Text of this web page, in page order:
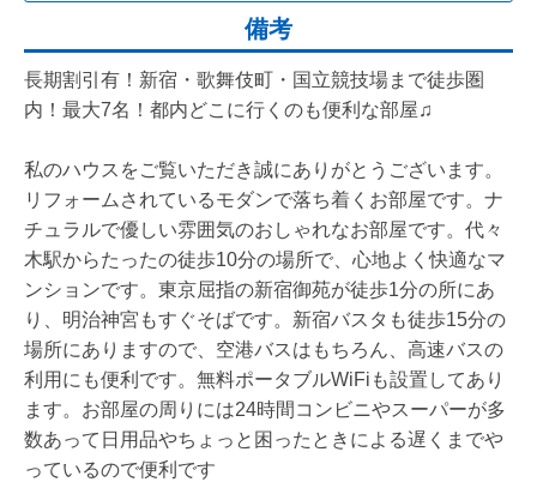
備考
長期割引有！新宿・歌舞伎町・国立競技場まで徒歩圏
内！最大7名！都内どこに行くのも便利な部屋♫
私のハウスをご覧いただき誠にありがとうございます。
リフォームされているモダンで落ち着くお部屋です。ナ
チュラルで優しい雰囲気のおしゃれなお部屋です。代々
木駅からたったの徒歩10分の場所で、心地よく快適なマ
ンションです。東京屈指の新宿御苑が徒歩1分の所にあ
り、明治神宮もすぐそばです。新宿バスタも徒歩15分の
場所にありますので、空港バスはもちろん、高速バスの
利用にも便利です。無料ポータブルWiFiも設置してあり
ます。お部屋の周りには24時間コンビニやスーパーが多
数あって日用品やちょっと困ったときによる遅くまでや
っているので便利です